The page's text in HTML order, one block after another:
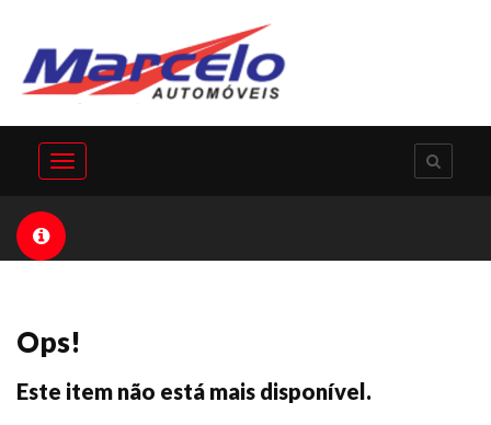
Toggle
navigation
Ops!
Este item não está mais disponível.